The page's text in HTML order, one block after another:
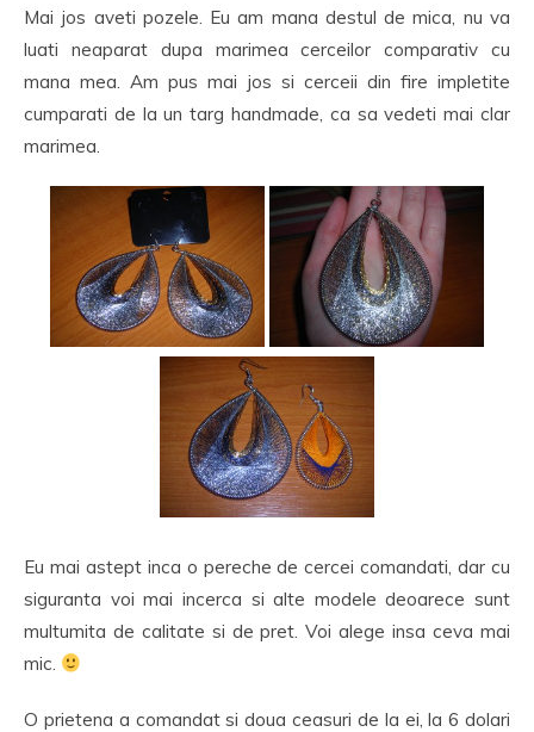
Mai jos aveti pozele. Eu am mana destul de mica, nu va
luati neaparat dupa marimea cerceilor comparativ cu
mana mea. Am pus mai jos si cerceii din fire impletite
cumparati de la un targ handmade, ca sa vedeti mai clar
marimea.
Eu mai astept inca o pereche de cercei comandati, dar cu
siguranta voi mai incerca si alte modele deoarece sunt
multumita de calitate si de pret. Voi alege insa ceva mai
mic.
O prietena a comandat si doua ceasuri de la ei, la 6 dolari